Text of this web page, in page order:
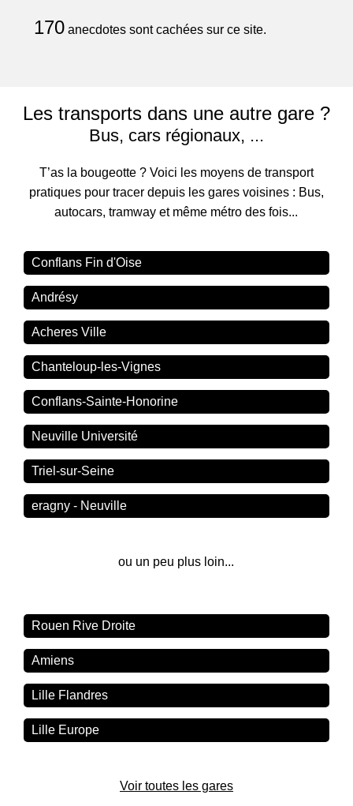
170anecdotes sont cachées sur ce site.
Les transports dans une autre gare ?
Bus, cars régionaux, ...
T’as la bougeotte ? Voici les moyens de transport
pratiques pour tracer depuis les gares voisines : Bus,
autocars, tramway et même métro des fois...
Conflans Fin d'Oise
Andrésy
Acheres Ville
Chanteloup-les-Vignes
Conflans-Sainte-Honorine
Neuville Université
Triel-sur-Seine
eragny - Neuville
ou un peu plus loin...
Rouen Rive Droite
Amiens
Lille Flandres
Lille Europe
Voir toutes les gares